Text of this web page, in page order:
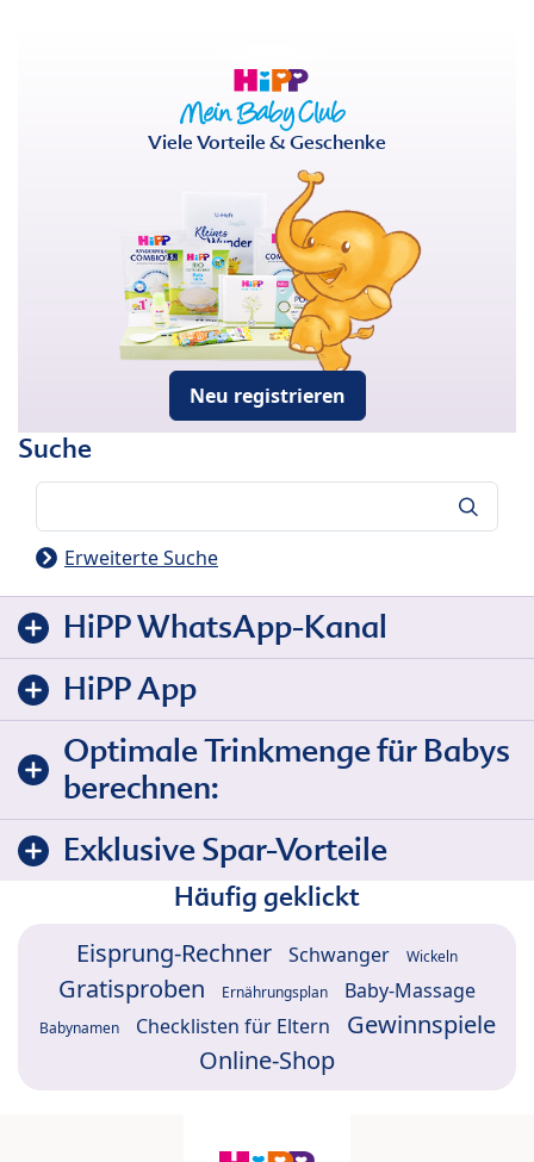
Viele Vorteile & Geschenke
Neu registrieren
Suche
Erweiterte Suche
HiPP WhatsApp-Kanal
HiPP App
Optimale Trinkmenge für Babys
berechnen:
Exklusive Spar-Vorteile
Häufig geklickt
Eisprung-Rechner Schwanger Wickeln
Gratisproben Ernährungsplan Baby-Massage
Babynamen Checklisten für Eltern
Gewinnspiele
Online-Shop